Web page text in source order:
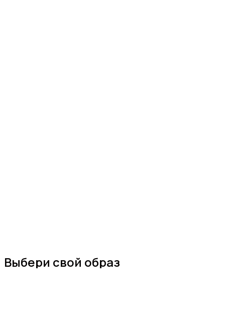
Выбери свой образ